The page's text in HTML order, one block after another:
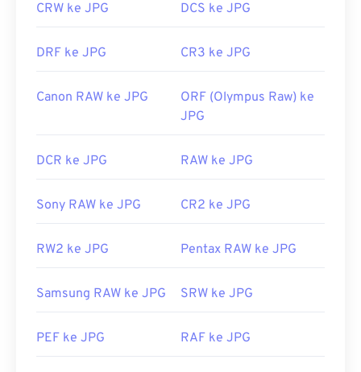
CRW ke JPG DCS ke JPG
DRF ke JPG CR3 ke JPG
Canon RAW ke JPG
ORF (Olympus Raw) ke
JPG
DCR ke JPG RAW ke JPG
Sony RAW ke JPG CR2 ke JPG
RW2 ke JPG Pentax RAW ke JPG
Samsung RAW ke JPG SRW ke JPG
PEF ke JPG RAF ke JPG